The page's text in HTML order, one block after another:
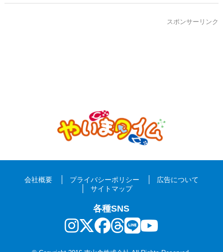
スポンサーリンク
会社概要 プライバシーポリシー
広告について
サイトマップ
各種SNS